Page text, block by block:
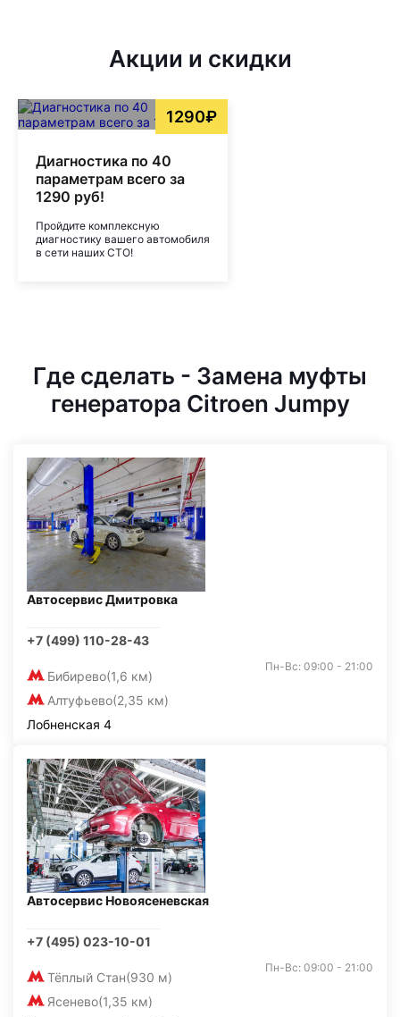
Акции и скидки
1290₽
Диагностика по 40
параметрам всего за
1290 руб!
Пройдите комплексную
диагностику вашего автомобиля
в сети наших СТО!
Где сделать - Замена муфты
генератора Citroen Jumpy
Автосервис Дмитровка
+7 (499) 110-28-43
Бибирево(1,6 км)
Алтуфьево(2,35 км)
Пн-Вс: 09:00 - 21:00
Лобненская 4
Автосервис Новоясеневская
+7 (495) 023-10-01
Тёплый Стан(930 м)
Ясенево(1,35 км)
Пн-Вс: 09:00 - 21:00